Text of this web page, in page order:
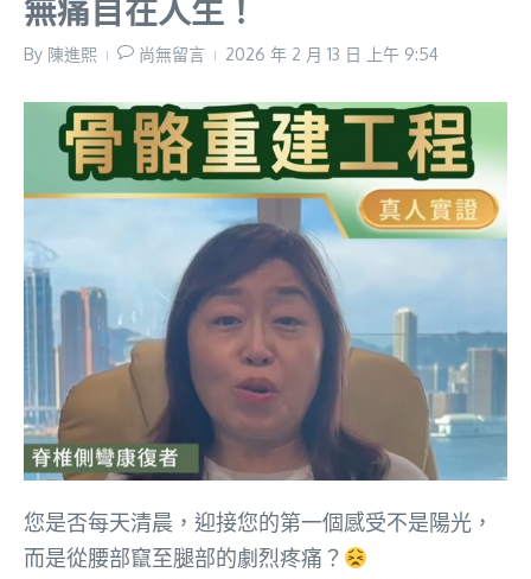
無痛自在人生！
By 陳進𤋮 尚無留言 2026 年 2 月 13 日 上午 9:54
您是否每天清晨，迎接您的第一個感受不是陽光，
而是從腰部竄至腿部的劇烈疼痛？